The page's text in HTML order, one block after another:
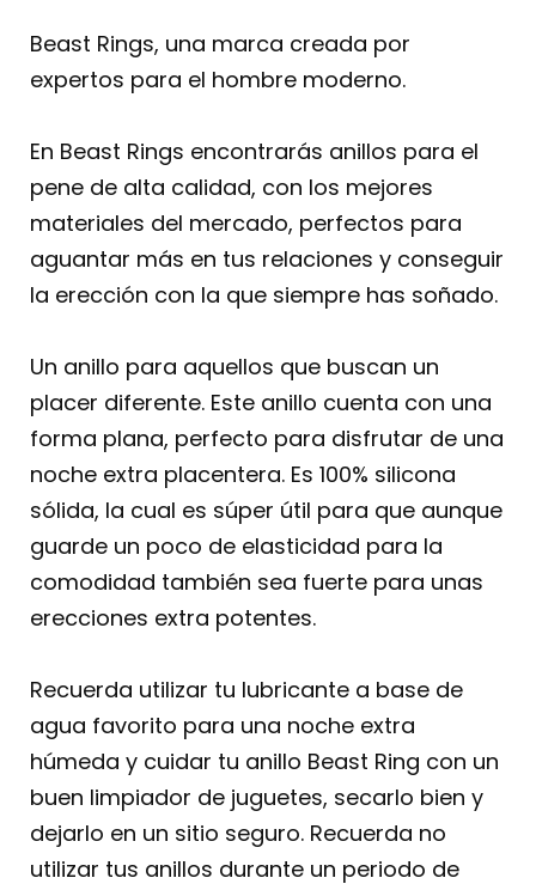
Beast Rings, una marca creada por
expertos para el hombre moderno.
En Beast Rings encontrarás anillos para el
pene de alta calidad, con los mejores
materiales del mercado, perfectos para
aguantar más en tus relaciones y conseguir
la erección con la que siempre has soñado.
Un anillo para aquellos que buscan un
placer diferente. Este anillo cuenta con una
forma plana, perfecto para disfrutar de una
noche extra placentera. Es 100% silicona
sólida, la cual es súper útil para que aunque
guarde un poco de elasticidad para la
comodidad también sea fuerte para unas
erecciones extra potentes.
Recuerda utilizar tu lubricante a base de
agua favorito para una noche extra
húmeda y cuidar tu anillo Beast Ring con un
buen limpiador de juguetes, secarlo bien y
dejarlo en un sitio seguro. Recuerda no
utilizar tus anillos durante un periodo de